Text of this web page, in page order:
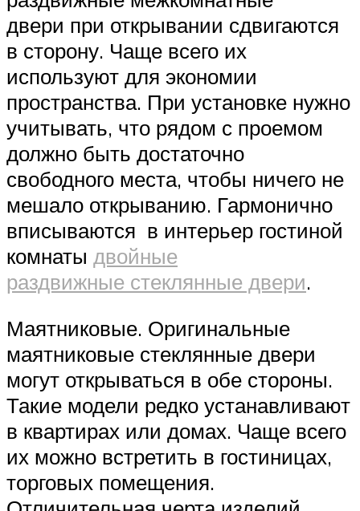
двери при открывании сдвигаются
в сторону. Чаще всего их
используют для экономии
пространства. При установке нужно
учитывать, что рядом с проемом
должно быть достаточно
свободного места, чтобы ничего не
мешало открыванию. Гармонично
вписываются в интерьер гостиной
комнаты двойные
раздвижные стеклянные двери.
Маятниковые. Оригинальные
маятниковые стеклянные двери
могут открываться в обе стороны.
Такие модели редко устанавливают
в квартирах или домах. Чаще всего
их можно встретить в гостиницах,
торговых помещения.